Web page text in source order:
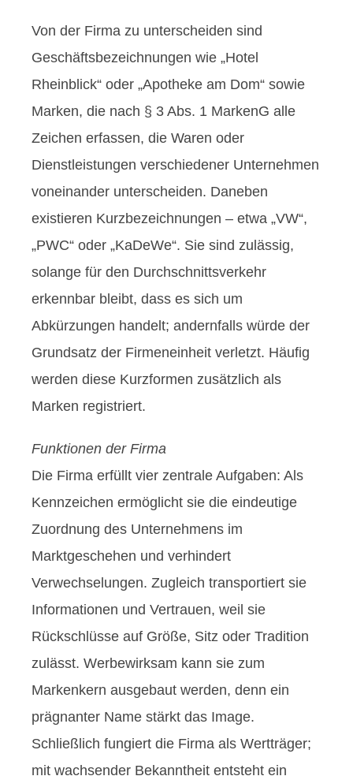
Von der Firma zu unterscheiden sind
Geschäftsbezeichnungen wie „Hotel
Rheinblick“ oder „Apotheke am Dom“ sowie
Marken, die nach § 3 Abs. 1 MarkenG alle
Zeichen erfassen, die Waren oder
Dienstleistungen verschiedener Unternehmen
voneinander unterscheiden. Daneben
existieren Kurzbezeichnungen – etwa „VW“,
„PWC“ oder „KaDeWe“. Sie sind zulässig,
solange für den Durchschnittsverkehr
erkennbar bleibt, dass es sich um
Abkürzungen handelt; andernfalls würde der
Grundsatz der Firmeneinheit verletzt. Häufig
werden diese Kurzformen zusätzlich als
Marken registriert.
Funktionen der Firma
Die Firma erfüllt vier zentrale Aufgaben: Als
Kennzeichen ermöglicht sie die eindeutige
Zuordnung des Unternehmens im
Marktgeschehen und verhindert
Verwechselungen. Zugleich transportiert sie
Informationen und Vertrauen, weil sie
Rückschlüsse auf Größe, Sitz oder Tradition
zulässt. Werbewirksam kann sie zum
Markenkern ausgebaut werden, denn ein
prägnanter Name stärkt das Image.
Schließlich fungiert die Firma als Wertträger;
mit wachsender Bekanntheit entsteht ein